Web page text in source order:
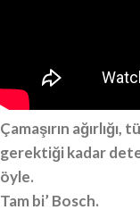
Çamaşırın
gerektiği kadar
öyle.
Tam bi’ Bosch.